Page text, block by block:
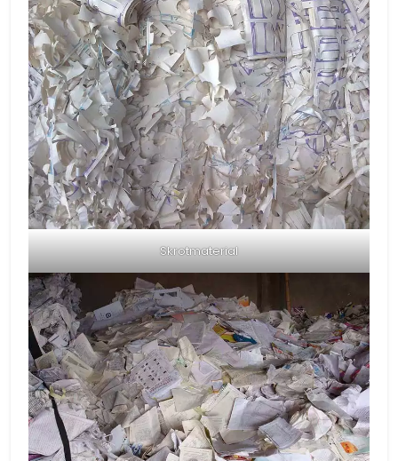
Skrotmaterial